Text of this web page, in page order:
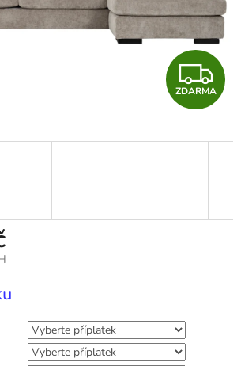
Z
D
A
ZDARMA